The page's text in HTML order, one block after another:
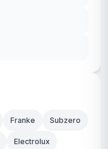
Franke Subzero
Electrolux